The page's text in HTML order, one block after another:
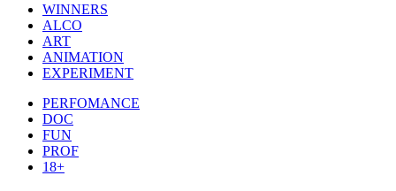
WINNERS
ALCO
ART
ANIMATION
EXPERIMENT
PERFOMANCE
DOC
FUN
PROF
18+